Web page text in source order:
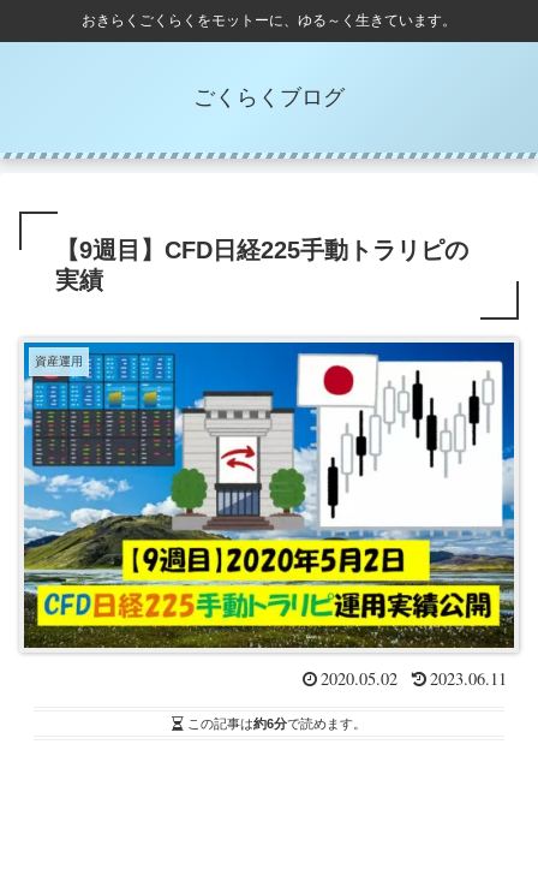
おきらくごくらくをモットーに、ゆる～く生きています。
ごくらくブログ
【9週目】CFD日経225手動トラリピの
実績
資産運用
2020.05.02 2023.06.11
この記事は約6分で読めます。